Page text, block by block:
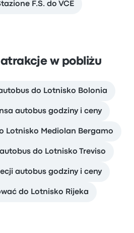
F.S. do VCE
atrakcje w pobliżu
do Lotnisko Bolonia
autobus godziny i ceny
Lotnisko Mediolan Bergamo
do Lotnisko Treviso
autobus godziny i ceny
do Lotnisko Rijeka